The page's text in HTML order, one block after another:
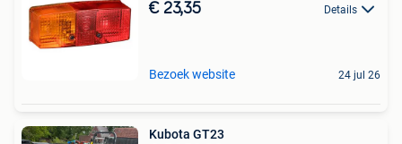
€ 23,35 Details
Bezoek website 24 jul 26
Kubota GT23